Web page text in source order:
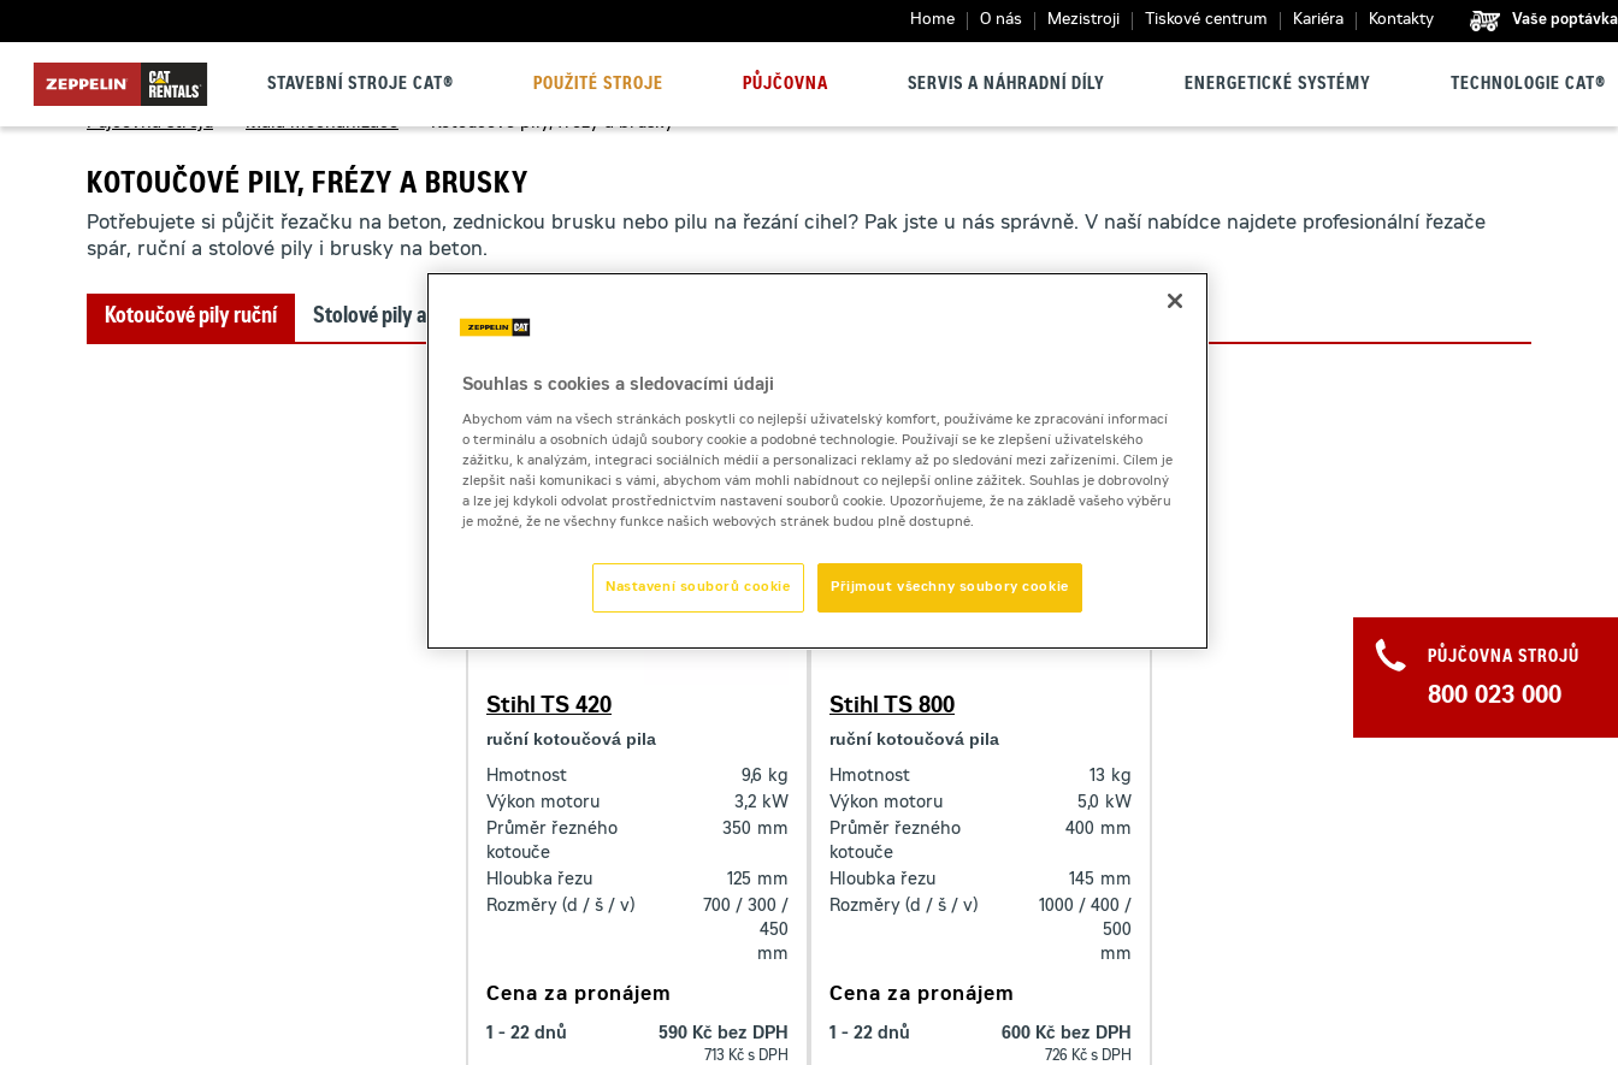
Home O nás Mezistroji Tiskové centrum Kariéra Kontakty Vaše poptávka
STAVEBNÍ STROJE CAT® POUŽITÉ STROJE PŮJČOVNA SERVIS A NÁHRADNÍ DÍLY ENERGETICKÉ SYSTÉMY TECHNOLOGIE CAT®
PŮJČOVNA STROJŮ
800 023 000
Půjčovna strojů > Malá mechanizace > Kotoučové pily, frézy a brusky
KOTOUČOVÉ PILY, FRÉZY A BRUSKY
Potřebujete si půjčit řezačku na beton, zednickou brusku nebo pilu na řezání cihel? Pak jste u nás správně. V naší nabídce najdete profesionální řezače
spár, ruční a stolové pily i brusky na beton.
Kotoučové pily ruční Stolové pily a řezače spár
Stihl TS 420
ruční kotoučová pila
Hmotnost 9,6 kg
Výkon motoru
3,2 kW
Průměr řezného
kotouče
350 mm
Hloubka řezu 125 mm
Rozměry (d / š / v)
700 / 300 /
450
mm
Cena za pronájem
1 - 22 dnů 590 Kč bez DPH
713 Kč s DPH
Stihl TS 800
ruční kotoučová pila
Hmotnost 13 kg
Výkon motoru
5,0 kW
Průměr řezného
kotouče
400 mm
Hloubka řezu 145 mm
Rozměry (d / š / v)
1000 / 400 /
500
mm
Cena za pronájem
1 - 22 dnů 600 Kč bez DPH
726 Kč s DPH
Souhlas s cookies a sledovacími údaji
Abychom vám na všech stránkách poskytli co nejlepší uživatelský komfort, používáme ke zpracování informací
o terminálu a osobních údajů soubory cookie a podobné technologie. Používají se ke zlepšení uživatelského
zážitku, k analýzám, integraci sociálních médií a personalizaci reklamy až po sledování mezi zařízeními. Cílem je
zlepšit naši komunikaci s vámi, abychom vám mohli nabídnout co nejlepší online zážitek. Souhlas je dobrovolný
a lze jej kdykoli odvolat prostřednictvím nastavení souborů cookie. Upozorňujeme, že na základě vašeho výběru
je možné, že ne všechny funkce našich webových stránek budou plně dostupné.
Přijmout všechny soubory cookie
Nastavení souborů cookie